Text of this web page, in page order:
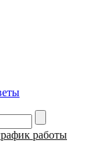
работы